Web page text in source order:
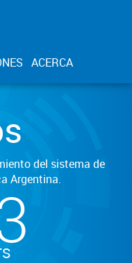
ACERCA
del sistema de
Argentina.